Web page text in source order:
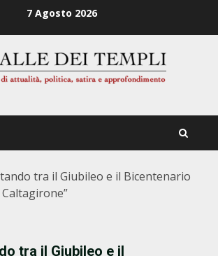
7 Agosto 2026
tra il Giubileo e il Bicentenario
tra il Giubileo e il